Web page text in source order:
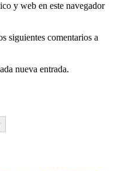
y web en este navegador
siguientes comentarios a
nueva entrada.